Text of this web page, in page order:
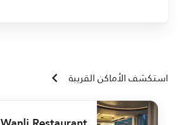
استكشف الأماكن القريبة